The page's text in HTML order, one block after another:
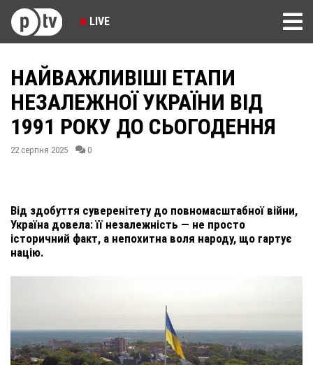
LIVE
НАЙВАЖЛИВІШІ ЕТАПИ
НЕЗАЛЕЖНОЇ УКРАЇНИ ВІД
1991 РОКУ ДО СЬОГОДЕННЯ
22 серпня 2025 0
Від здобуття суверенітету до повномасштабної війни,
Україна довела: її незалежність — не просто
історичний факт, а непохитна воля народу, що гартує
націю.